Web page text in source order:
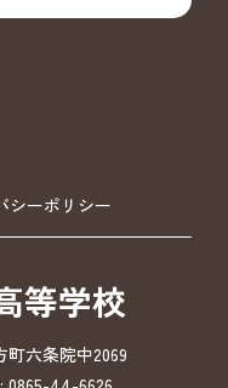
シーポリシー
等学校
町六条院中2069